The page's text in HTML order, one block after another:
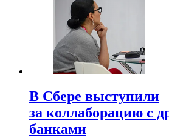
В Сбере выступили
за коллаборацию с
банками